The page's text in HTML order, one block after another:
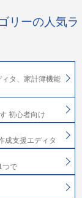
リーの人気ラ
タ、家計簿機能
初心者向け
成支援エディタ
つで